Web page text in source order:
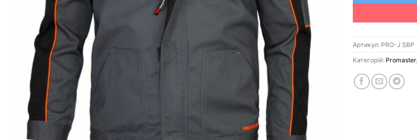
Артикул: PRO-J SBP
Категорій: Promaster,